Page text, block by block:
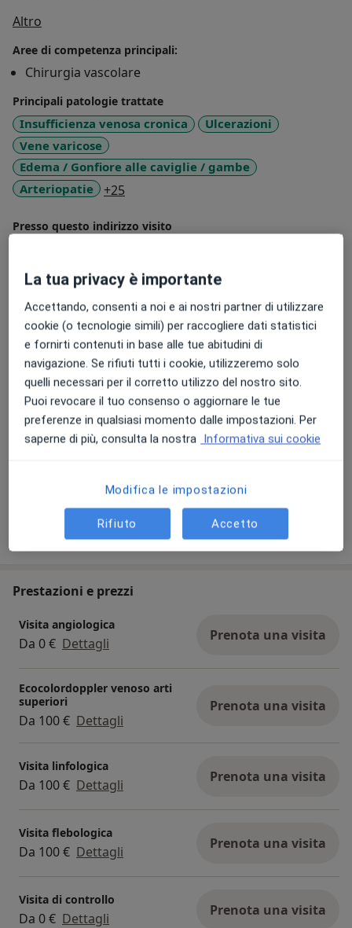
Altro
Aree di competenza principali:
Chirurgia vascolare
Principali patologie trattate
Insufficienza venosa cronica
Ulcerazioni
Vene varicose
Edema / Gonfiore alle caviglie / gambe
Arteriopatie
+25
Presso questo indirizzo visito
Tipologia di visite
In studioVisualizza gli indirizzi (4)
Foto e video
Visualizza galleria (5)
Mostra dettaglisull'esperienza
Prestazioni e prezzi
Visita angiologica
Da 0 € Dettagli Prenota una visita
Ecocolordoppler venoso arti
superiori
Da 100 € Dettagli
Prenota una visita
Visita linfologica
Da 100 € Dettagli Prenota una visita
Visita flebologica
Da 100 € Dettagli Prenota una visita
Visita di controllo
Da 0 € Dettagli Prenota una visita
La tua privacy è importante
Accettando, consenti a noi e ai nostri partner di utilizzare
cookie (o tecnologie simili) per raccogliere dati statistici
e fornirti contenuti in base alle tue abitudini di
navigazione. Se rifiuti tutti i cookie, utilizzeremo solo
quelli necessari per il corretto utilizzo del nostro sito.
Puoi revocare il tuo consenso o aggiornare le tue
preferenze in qualsiasi momento dalle impostazioni. Per
saperne di più, consulta la nostra Informativa sui cookie
Modifica le impostazioni
Rifiuto Accetto